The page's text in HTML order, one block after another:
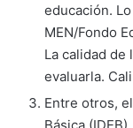
educación.
MEN/Fondo
La calidad de
evaluarla.
Entre otros,
Básica